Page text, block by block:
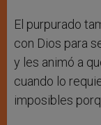
El purpurado
con Dios para
y les animó a
cuando lo
imposibles